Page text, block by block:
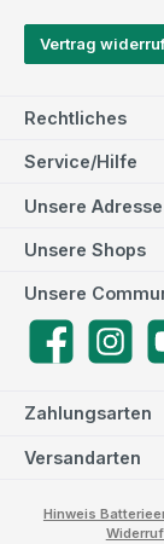
Vertrag
Rechtliches
Service/Hilfe
Zahlungsarten
Versandarten
Unsere Adresse
Unsere
FacebookInstagram
Unsere Shops
Hinweis